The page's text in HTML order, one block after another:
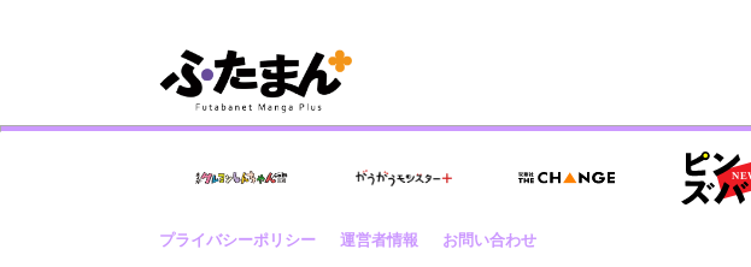
プライバシーポリシー 運営者情報 お問い合わせ